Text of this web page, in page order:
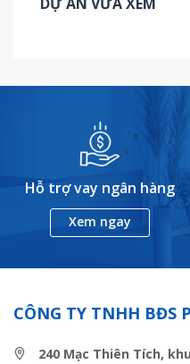
Hỗ trợ vay ngân hàng
Xem ngay
CÔNG TY TNHH BĐS
240 Mạc Thiên Tích,